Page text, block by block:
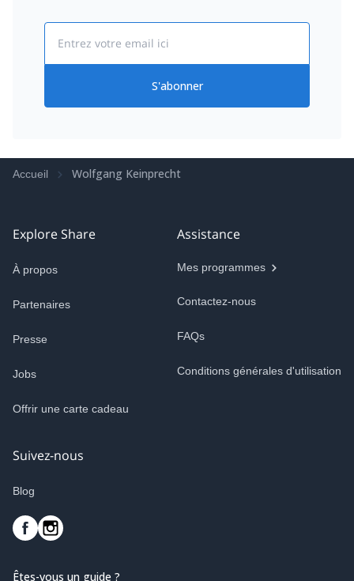
S'abonner
Accueil Wolfgang Keinprecht
Explore Share
À propos
Partenaires
Presse
Jobs
Offrir une carte cadeau
Assistance
Mes programmes
Contactez-nous
FAQs
Conditions générales d'utilisation
Suivez-nous
Blog
Êtes-vous un guide ?